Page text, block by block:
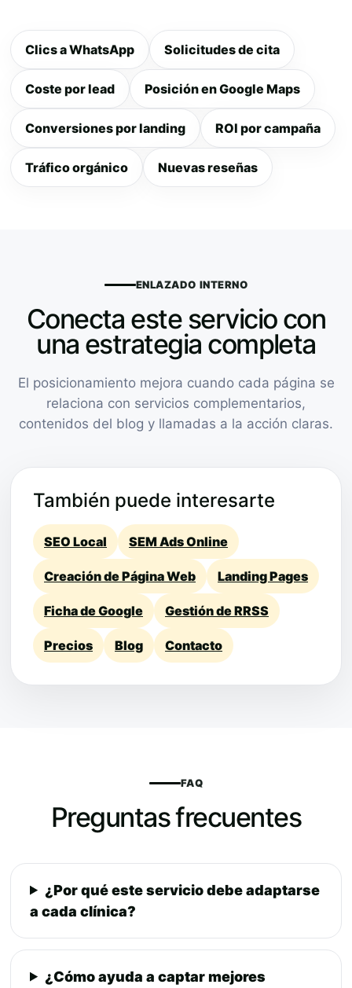
Clics a WhatsApp Solicitudes de cita
Coste por lead Posición en Google Maps
Conversiones por landing ROI por campaña
Tráfico orgánico Nuevas reseñas
ENLAZADO INTERNO
Conecta este servicio con
una estrategia completa
El posicionamiento mejora cuando cada página se
relaciona con servicios complementarios,
contenidos del blog y llamadas a la acción claras.
También puede interesarte
SEO Local SEM Ads Online
Creación de Página Web Landing Pages
Ficha de Google Gestión de RRSS
Precios Blog Contacto
FAQ
Preguntas frecuentes
¿Por qué este servicio debe adaptarse
a cada clínica?
¿Cómo ayuda a captar mejores